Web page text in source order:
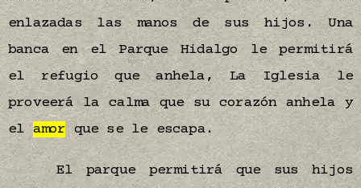
enlazadas las manos de sus hijos. Una
banca en el Parque Hidalgo le permitirá
el refugio que anhela, La Iglesia le
proveerá la calma que su corazón anhela y
el amorque se le escapa.
El parque permitirá que sus hijos